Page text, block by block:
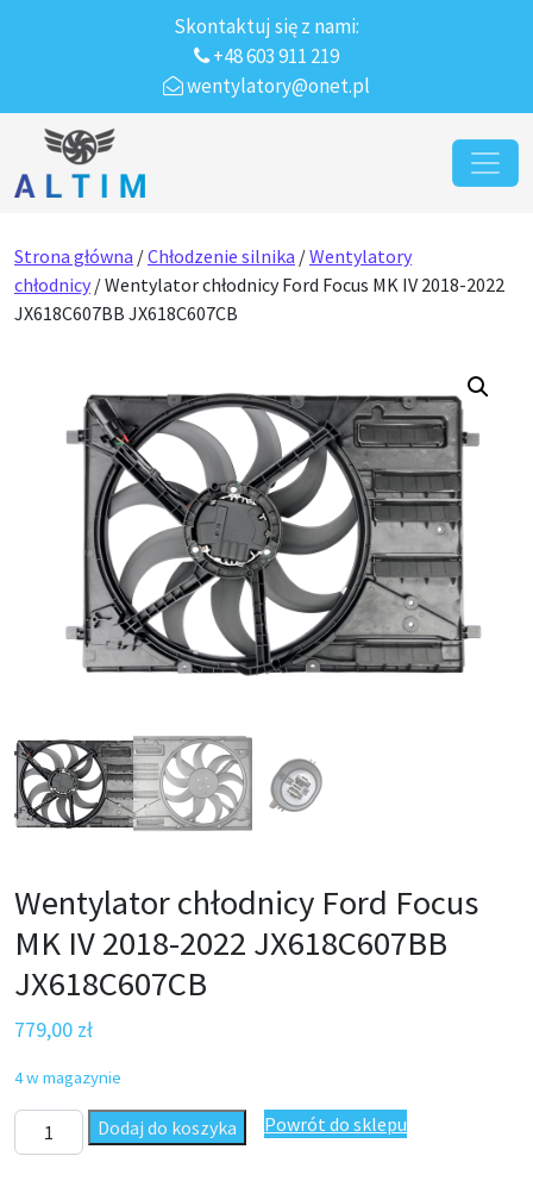
Skontaktuj się z nami:
+48 603 911 219
wentylatory@onet.pl
Przejdź do treści
Main Navigation
Strona główna /Chłodzenie silnika /Wentylatory
chłodnicy / Wentylator chłodnicy Ford Focus MK IV 2018-2022
JX618C607BB JX618C607CB
Wentylator chłodnicy Ford Focus
MK IV 2018-2022 JX618C607BB
JX618C607CB
779,00 zł
4 w magazynie
ilość Wentylator chłodnicy Ford Focus MK IV 2018-2022
Dodaj do koszyka Powrót do sklepu